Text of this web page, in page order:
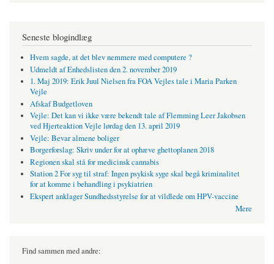
Seneste blogindlæg
Hvem sagde, at det blev nemmere med computere ?
Udmeldt af Enhedslisten den 2. november 2019
1. Maj 2019: Erik Juul Nielsen fra FOA Vejles tale i Maria Parken
Vejle
Afskaf Budgetloven
Vejle: Det kan vi ikke være bekendt tale af Flemming Leer Jakobsen
ved Hjerteaktion Vejle lørdag den 13. april 2019
Vejle: Bevar almene boliger
Borgerforslag: Skriv under for at ophæve ghettoplanen 2018
Regionen skal stå for medicinsk cannabis
Station 2 For syg til straf: Ingen psykisk syge skal begå kriminalitet
for at komme i behandling i psykiatrien
Ekspert anklager Sundhedsstyrelse for at vildlede om HPV-vaccine
Mere
Find sammen med andre: